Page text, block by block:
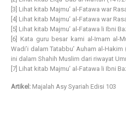
[3] Lihat kitab Majmu’ al-Fatawa war
[4] Lihat kitab Majmu’ al-Fatawa war
[5] Lihat kitab Majmu’ al-Fatawa li Ibni
[6] Kata guru besar kami al-Imam al-
Wadi’i dalam Tatabbu’ Auham al-
ini dalam Shahih Muslim dari riwayat
[7] Lihat kitab Majmu’ al-Fatawa li Ibni
Artikel: Majalah Asy Syariah Edisi 103